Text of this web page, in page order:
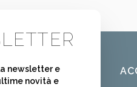
newsletter e
novità e